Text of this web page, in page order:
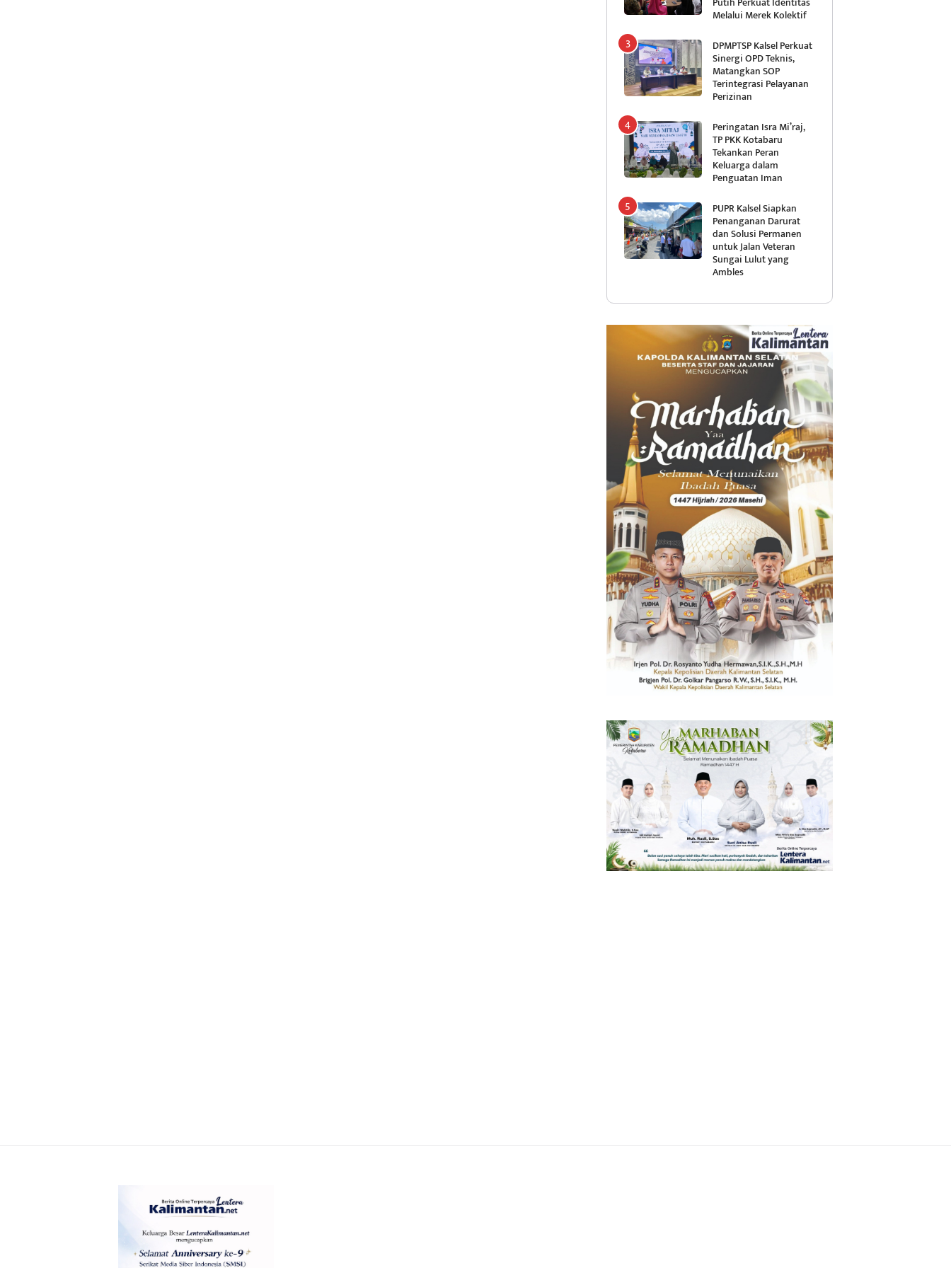
Melalui Merek Kolektif
DPMPTSP Kalsel Perkuat
Sinergi OPD Teknis,
Matangkan SOP
Terintegrasi Pelayanan
Perizinan
Peringatan Isra Mi’raj,
TP PKK Kotabaru
Tekankan Peran
Keluarga dalam
Penguatan Iman
PUPR Kalsel Siapkan
Penanganan Darurat
dan Solusi Permanen
untuk Jalan Veteran
Sungai Lulut yang
Ambles